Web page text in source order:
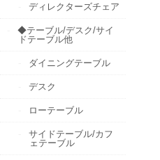
ディレクターズチェア
◆テーブル/デスク/サイ
ドテーブル他
ダイニングテーブル
デスク
ローテーブル
サイドテーブル/カフ
ェテーブル